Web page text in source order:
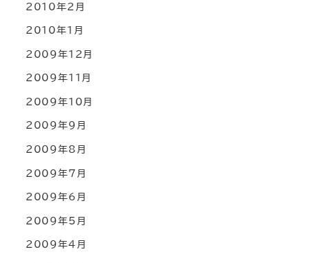
2010年2月
2010年1月
2009年12月
2009年11月
2009年10月
2009年9月
2009年8月
2009年7月
2009年6月
2009年5月
2009年4月